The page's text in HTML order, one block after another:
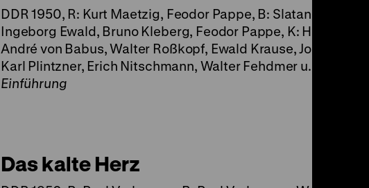
DDR 1950, R: Kurt Maetzig, Feodor Pappe, B: Slatan Dudow,
Ingeborg Ewald, Bruno Kleberg, Feodor Pappe, K: Harry
André von Babus, Walter Roßkopf, Ewald Krause, Joop
Karl Plintzner, Erich Nitschmann, Walter Fehdmer u.a., 66'
Einführung
Das kalte Herz